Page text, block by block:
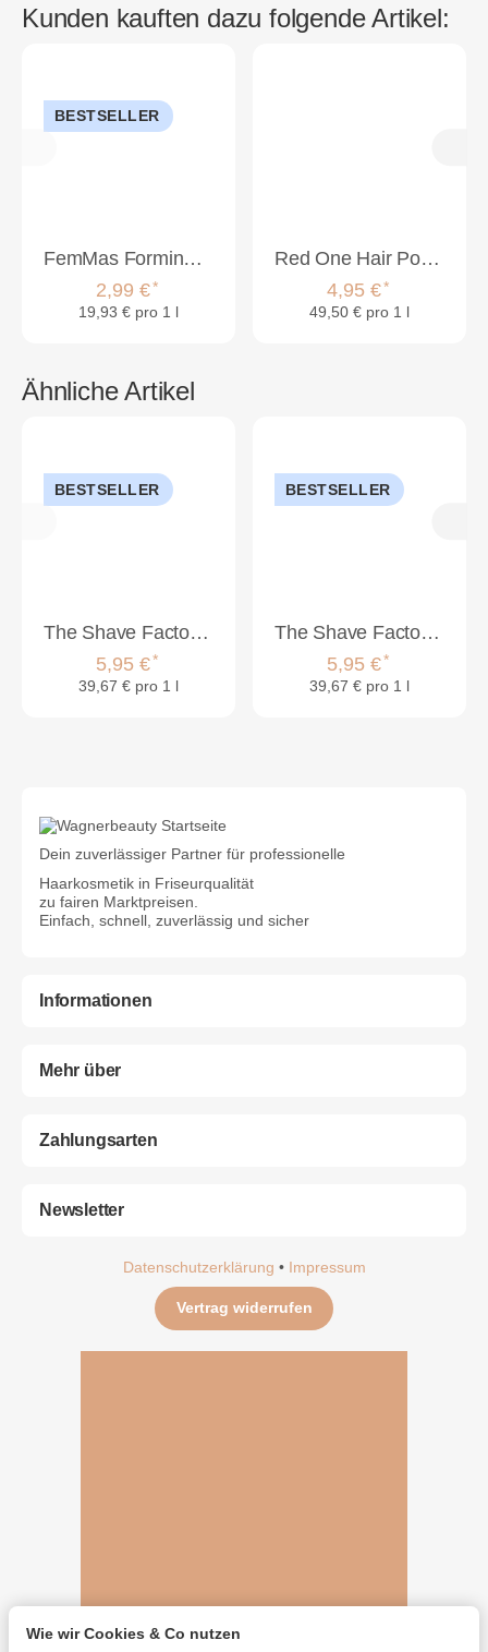
Kunden kauften dazu folgende Artikel:
BESTSELLER
FemMas Forming Wax Strong & Matt 150ml
2,99 €*
19,93 € pro 1 l
Red One Hair Pomade 100ml
4,95 €*
49,50 € pro 1 l
Ähnliche Artikel
BESTSELLER
The Shave Factory Exklusive 44 Matte Clay Extra Starker Halt 150ml
5,95 €*
39,67 € pro 1 l
BESTSELLER
The Shave Factory Premium Pomade 11 Wild Mane 150ml
5,95 €*
39,67 € pro 1 l
Dein zuverlässiger Partner für professionelle
Haarkosmetik in Friseurqualität
zu fairen Marktpreisen.
Einfach, schnell, zuverlässig und sicher
Informationen
Mehr über
Zahlungsarten
Newsletter
Datenschutzerklärung • Impressum
Vertrag widerrufen
Wie wir Cookies & Co nutzen